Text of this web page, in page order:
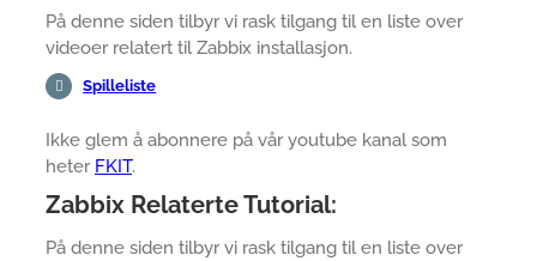
På denne siden tilbyr vi rask tilgang til en liste over
videoer relatert til Zabbix installasjon.
Spilleliste
Ikke glem å abonnere på vår youtube kanal som
heter FKIT.
Zabbix Relaterte Tutorial:
På denne siden tilbyr vi rask tilgang til en liste over